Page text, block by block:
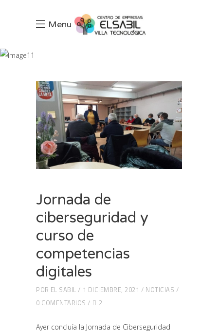
Menu
JORNADA DE CIBERSEGURIDAD Y CURSO DE
COMPETENCIAS DIGITALES
Jornada de
ciberseguridad y
curso de
competencias
digitales
POR EL SABIL 1 DICIEMBRE, 2021
NOTICIAS
0 COMENTARIOS
2
Ayer concluía la Jornada de Ciberseguridad